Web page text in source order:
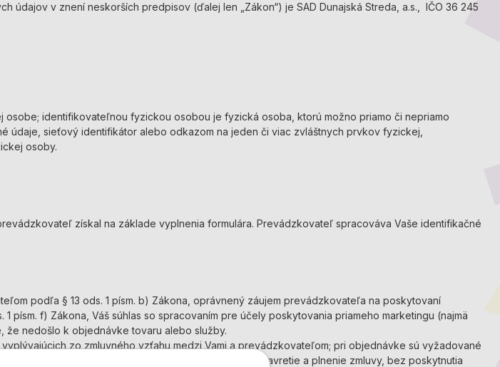
v znení neskorších predpisov (ďalej len „Zákon“) je SAD Dunajská Streda, a.s., IČO 36 245
identifikovateľnou fyzickou osobou je fyzická osoba, ktorú možno priamo či nepriamo
údaje, sieťový identifikátor alebo odkazom na jeden či viac zvláštnych prvkov fyzickej,
osoby.
získal na základe vyplnenia formulára. Prevádzkovateľ spracováva Vaše identifikačné
podľa § 13 ods. 1 písm. b) Zákona, oprávnený záujem prevádzkovateľa na poskytovaní
f) Zákona, Váš súhlas so spracovaním pre účely poskytovania priameho marketingu (najmä
že nedošlo k objednávke tovaru alebo služby.
zo zmluvného vzťahu medzi Vami a prevádzkovateľom; pri objednávke sú vyžadované
osobných údajov je nutnou požiadavkou pre uzavretie a plnenie zmluvy, bez poskytnutia